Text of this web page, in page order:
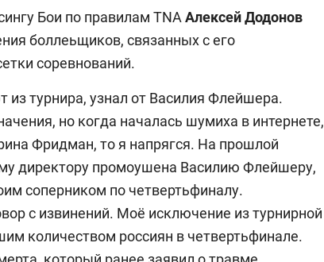
Бои по правилам TNA Алексей Додонов
боллеьщиков, связанных с его
соревнований.
турнира, узнал от Василия Флейшера.
но когда началась шумиха в интернете,
Фридман, то я напрягся. На прошлой
директору промоушена Василию Флейшеру,
соперником по четвертьфиналу.
с извинений. Моё исключение из турнирной
количеством россиян в четвертьфинале.